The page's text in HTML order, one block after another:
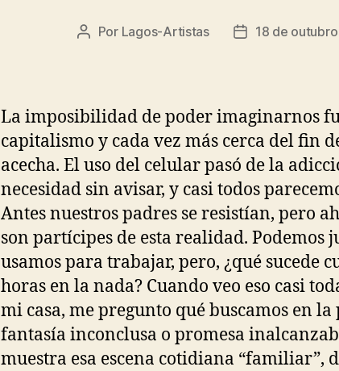
Autor
Por Lagos-Artistas
Data18 de
La imposibilidad de poder imaginarnos
capitalismo y cada vez más cerca del fin
acecha. El uso del celular pasó de la
necesidad sin avisar, y casi todos
Antes nuestros padres se resistían, pero
son partícipes de esta realidad. Podemos
usamos para trabajar, pero, ¿qué sucede
horas en la nada? Cuando veo eso casi
mi casa, me pregunto qué buscamos en
fantasía inconclusa o promesa
muestra esa escena cotidiana “familiar”,